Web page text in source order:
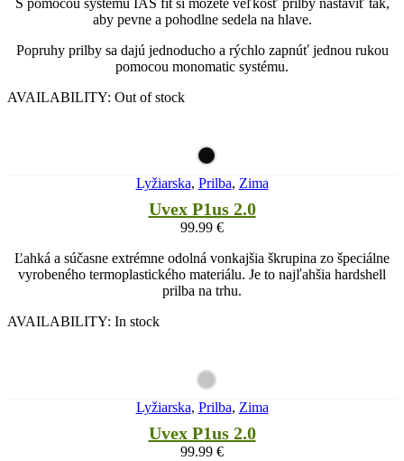
S pomocou systému IAS fit si môžete veľkosť prilby nastaviť tak,
aby pevne a pohodlne sedela na hlave.
Popruhy prilby sa dajú jednoducho a rýchlo zapnúť jednou rukou
pomocou monomatic systému.
AVAILABILITY: Out of stock
Lyžiarska, Prilba, Zima
Uvex P1us 2.0
99.99 €
Ľahká a súčasne extrémne odolná vonkajšia škrupina zo špeciálne
vyrobeného termoplastického materiálu. Je to najľahšia hardshell
prilba na trhu.
AVAILABILITY: In stock
Lyžiarska, Prilba, Zima
Uvex P1us 2.0
99.99 €